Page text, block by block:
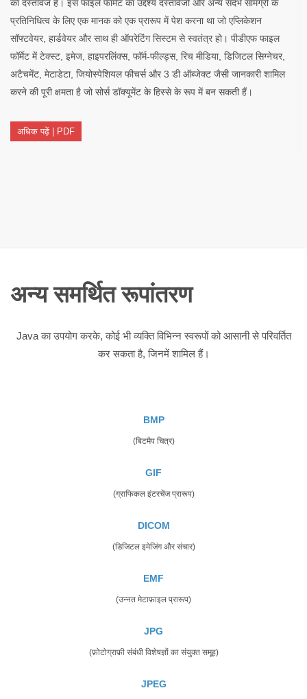
का दस्तावेज है। इस फाइल फॉर्मेट का उद्देश्य दस्तावेजों और अन्य संदर्भ सामग्री के
प्रतिनिधित्व के लिए एक मानक को एक प्रारूप में पेश करना था जो एप्लिकेशन
सॉफ्टवेयर, हार्डवेयर और साथ ही ऑपरेटिंग सिस्टम से स्वतंत्र हो। पीडीएफ फाइल
फॉर्मेट में टेक्स्ट, इमेज, हाइपरलिंक्स, फॉर्म-फील्ड्स, रिच मीडिया, डिजिटल सिग्नेचर,
अटैचमेंट, मेटाडेटा, जियोस्पेशियल फीचर्स और 3 डी ऑब्जेक्ट जैसी जानकारी शामिल
करने की पूरी क्षमता है जो सोर्स डॉक्यूमेंट के हिस्से के रूप में बन सकती हैं।
अधिक पढ़ें | PDF
अन्य समर्थित रूपांतरण
Java का उपयोग करके, कोई भी व्यक्ति विभिन्न स्वरूपों को आसानी से परिवर्तित
कर सकता है, जिनमें शामिल हैं।
BMP
(बिटमैप चित्र)
GIF
(ग्राफिकल इंटरचेंज प्रारूप)
DICOM
(डिजिटल इमेजिंग और संचार)
EMF
(उन्नत मेटाफ़ाइल प्रारूप)
JPG
(फ़ोटोग्राफ़ी संबंधी विशेषज्ञों का संयुक्त समूह)
JPEG